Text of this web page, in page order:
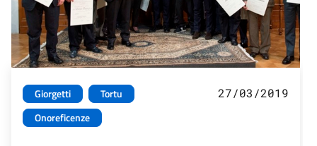
Giorgetti
Tortu
Onoreficenze
27/03/2019